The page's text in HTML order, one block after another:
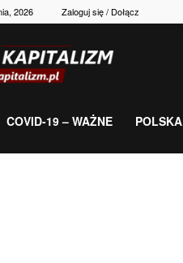
2026 Zaloguj się / Dołącz
gospodarka,
COVID-19 – WAŻNE POLSKA